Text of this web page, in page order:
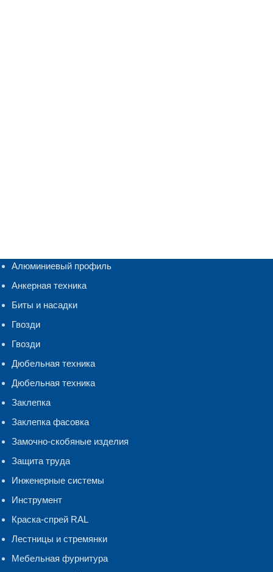
Алюминиевый профиль
Анкерная техника
Биты и насадки
Гвозди
Гвозди
Дюбельная техника
Дюбельная техника
Заклепка
Заклепка фасовка
Замочно-скобяные изделия
Защита труда
Инженерные системы
Инструмент
Краска-спрей RAL
Лестницы и стремянки
Мебельная фурнитура